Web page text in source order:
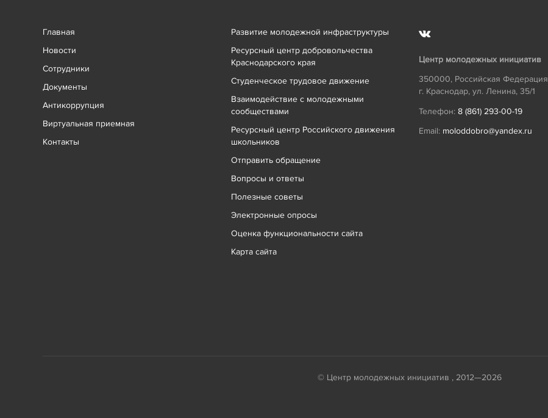
Главная
Новости
Сотрудники
Документы
Антикоррупция
Виртуальная приемная
Контакты
Развитие молодежной инфраструктуры
Ресурсный центр добровольчества
Краснодарского края
Студенческое трудовое движение
Взаимодействие с молодежными
сообществами
Ресурсный центр Российского движения
школьников
Отправить обращение
Вопросы и ответы
Полезные советы
Электронные опросы
Оценка функциональности сайта
Карта сайта
Центр молодежных инициатив
350000, Российская Федерация
г. Краснодар, ул. Ленина, 35/1
Телефон: 8 (861) 293-00-19
Email: moloddobro@yandex.ru
© Центр молодежных инициатив , 2012—2026